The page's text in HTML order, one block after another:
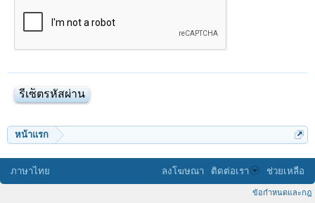
หน้าแรก
ภาษาไทย ลงโฆษณา ติดต่อเรา ช่วยเหลือ
ข้อกำหนดและกฎ